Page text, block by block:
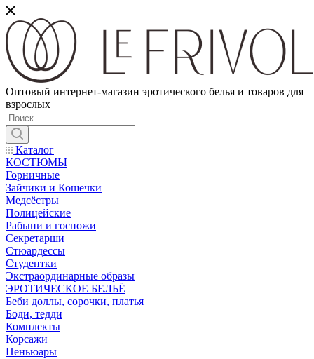
Оптовый интернет-магазин эротического белья и товаров для
взрослых
Каталог
КОСТЮМЫ
Горничные
Зайчики и Кошечки
Медсёстры
Полицейские
Рабыни и госпожи
Секретарши
Стюардессы
Студентки
Экстраординарные образы
ЭРОТИЧЕСКОЕ БЕЛЬЁ
Беби доллы, сорочки, платья
Боди, тедди
Комплекты
Корсажи
Пеньюары